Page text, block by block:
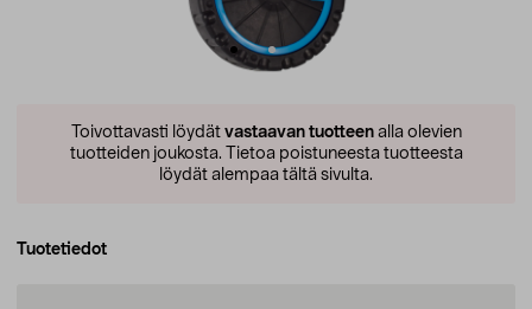
Toivottavasti löydät vastaavan tuotteenalla olevien
tuotteiden joukosta. Tietoa poistuneesta tuotteesta
löydät alempaa tältä sivulta.
Tuotetiedot